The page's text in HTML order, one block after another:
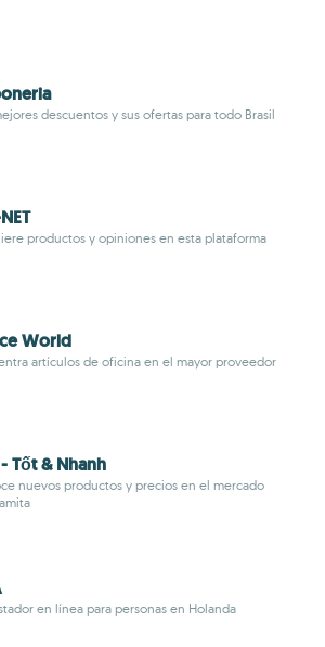
descuentos y sus ofertas para todo Brasil
productos y opiniones en esta plataforma
World
artículos de oficina en el mayor proveedor
Tốt & Nhanh
nuevos productos y precios en el mercado
en línea para personas en Holanda